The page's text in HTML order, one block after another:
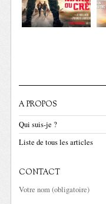
A PROPOS
Qui suis-je ?
Liste de tous les articles
CONTACT
Votre nom (obligatoire)